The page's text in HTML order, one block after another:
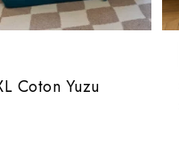
Coton Yuzu